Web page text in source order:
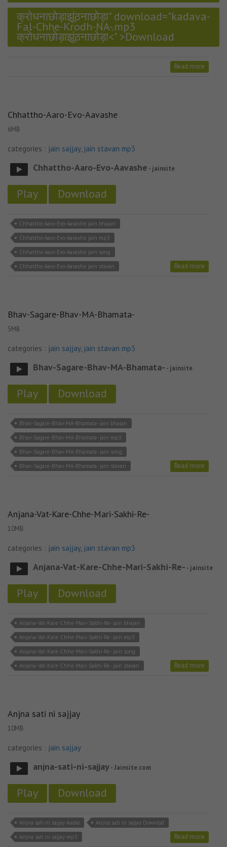
क्रोधनाछोड़ाझूंठनाछोड़ा" download="kadava-
Fal-Chhe-Krodh-NA-.mp3
क्रोधनाछोड़ाझूंठनाछोड़ा<" >Download
Read more
Chhattho-Aaro-Evo-Aavashe
6MB
categories : jain sajjay, jain stavan mp3
Chhattho-Aaro-Evo-Aavashe - jainsite
Play Download
Chhattho-Aaro-Evo-Aavashe jain bhajan
Chhattho-Aaro-Evo-Aavashe jain mp3
Chhattho-Aaro-Evo-Aavashe jain song
Chhattho-Aaro-Evo-Aavashe jain stavan
Read more
Bhav-Sagare-Bhav-MA-Bhamata-
5MB
categories : jain sajjay, jain stavan mp3
Bhav-Sagare-Bhav-MA-Bhamata- - jainsite
Play Download
Bhav-Sagare-Bhav-MA-Bhamata- jain bhajan
Bhav-Sagare-Bhav-MA-Bhamata- jain mp3
Bhav-Sagare-Bhav-MA-Bhamata- jain song
Bhav-Sagare-Bhav-MA-Bhamata- jain stavan
Read more
Anjana-Vat-Kare-Chhe-Mari-Sakhi-Re-
10MB
categories : jain sajjay, jain stavan mp3
Anjana-Vat-Kare-Chhe-Mari-Sakhi-Re- - jainsite
Play Download
Anjana-Vat-Kare-Chhe-Mari-Sakhi-Re- jain bhajan
Anjana-Vat-Kare-Chhe-Mari-Sakhi-Re- jain mp3
Anjana-Vat-Kare-Chhe-Mari-Sakhi-Re- jain song
Anjana-Vat-Kare-Chhe-Mari-Sakhi-Re- jain stavan
Read more
Anjna sati ni sajjay
10MB
categories : jain sajjay
anjna-sati-ni-sajjay- Jainsite.com
Play Download
Anjna sati ni sajjay Audio
Anjna sati ni sajjay Downlod
Anjna sati ni sajjay mp3
Read more